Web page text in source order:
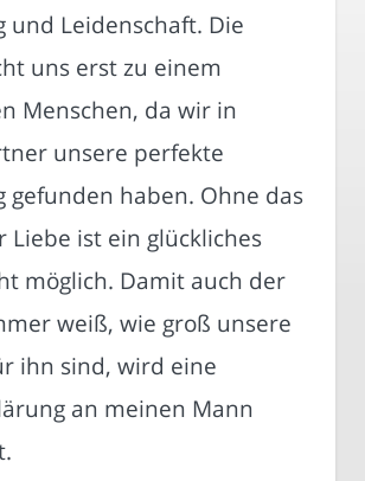
und Leidenschaft. Die
uns erst zu einem
Menschen, da wir in
unsere perfekte
gefunden haben. Ohne das
Liebe ist ein glückliches
möglich. Damit auch der
weiß, wie groß unsere
ihn sind, wird eine
an meinen Mann